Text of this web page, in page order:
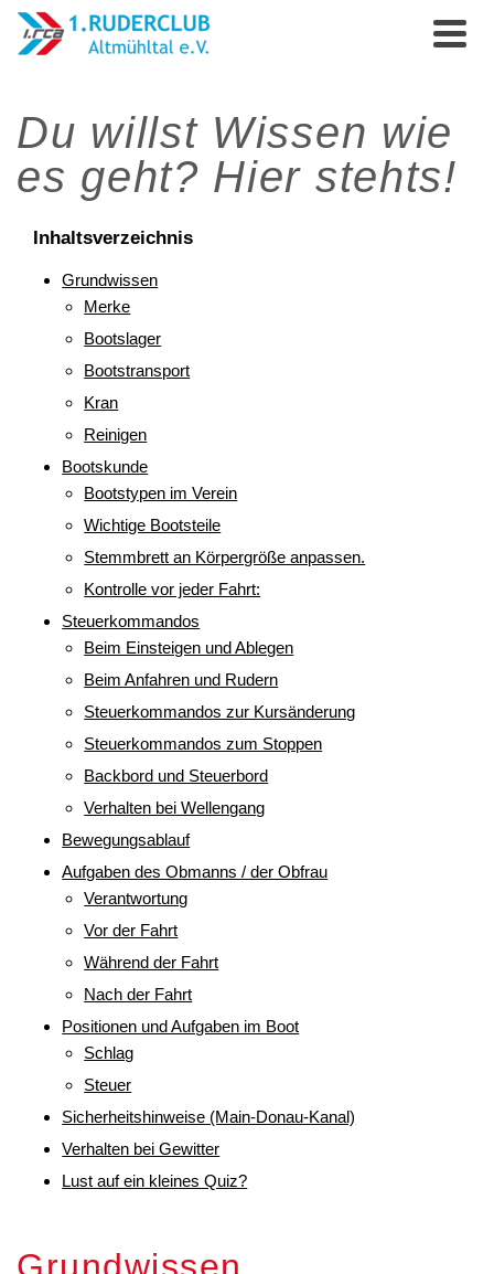
Du willst Wissen wie
es geht? Hier stehts!
Inhaltsverzeichnis
Grundwissen
Merke
Bootslager
Bootstransport
Kran
Reinigen
Bootskunde
Bootstypen im Verein
Wichtige Bootsteile
Stemmbrett an Körpergröße anpassen.
Kontrolle vor jeder Fahrt:
Steuerkommandos
Beim Einsteigen und Ablegen
Beim Anfahren und Rudern
Steuerkommandos zur Kursänderung
Steuerkommandos zum Stoppen
Backbord und Steuerbord
Verhalten bei Wellengang
Bewegungsablauf
Aufgaben des Obmanns / der Obfrau
Verantwortung
Vor der Fahrt
Während der Fahrt
Nach der Fahrt
Positionen und Aufgaben im Boot
Schlag
Steuer
Sicherheitshinweise (Main-Donau-Kanal)
Verhalten bei Gewitter
Lust auf ein kleines Quiz?